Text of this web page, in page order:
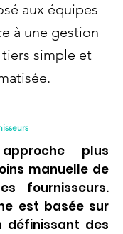
aux équipes
à une gestion
simple et
plus
manuelle de
fournisseurs.
est basée sur
définissant des